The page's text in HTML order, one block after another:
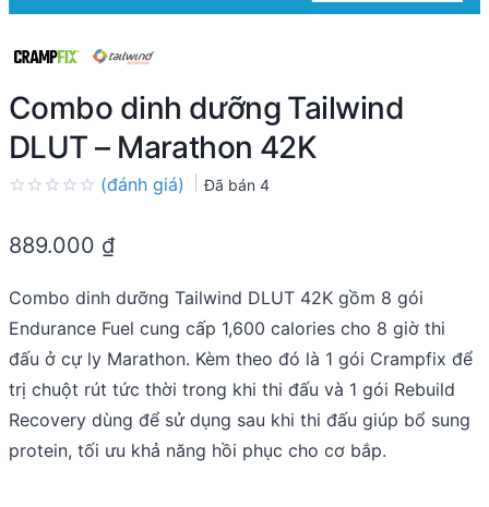
Combo dinh dưỡng Tailwind
DLUT – Marathon 42K
out
(đánh giá) Đã bán 4
889.000 ₫
Combo dinh dưỡng Tailwind DLUT 42K gồm 8 gói
Endurance Fuel cung cấp 1,600 calories cho 8 giờ thi
đấu ở cự ly Marathon. Kèm theo đó là 1 gói Crampfix để
trị chuột rút tức thời trong khi thi đấu và 1 gói Rebuild
Recovery dùng để sử dụng sau khi thi đấu giúp bổ sung
protein, tối ưu khả năng hồi phục cho cơ bắp.